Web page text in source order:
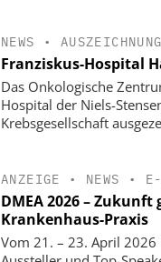
NEWS •
Franziskus-Hospital
Das Onkologische
Hospital der Niels-
Krebsgesellschaft
ANZEIGE • NEWS •
DMEA 2026 –
Krankenhaus-Praxis
Vom 21. – 23. April